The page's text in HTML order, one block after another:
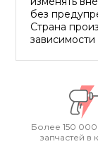
без
Страна
зависимости
Более 150
запчастей в